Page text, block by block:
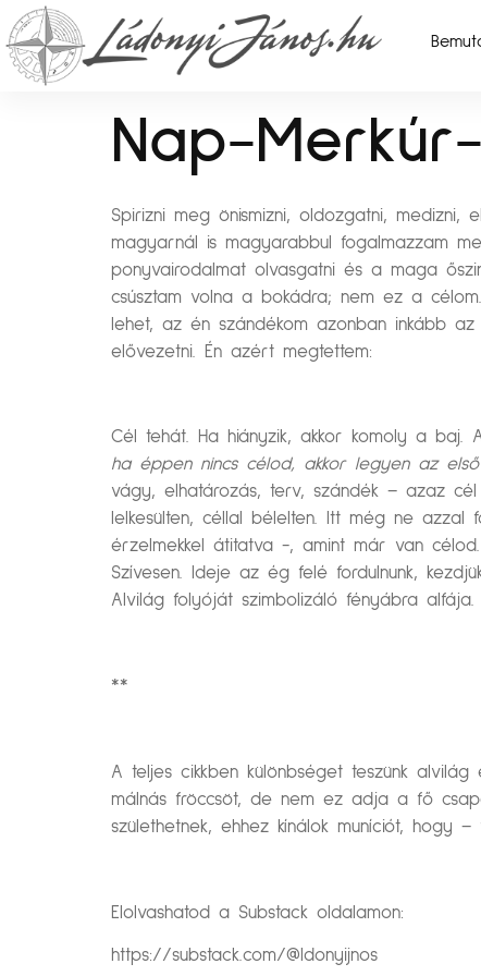
Nap-
Spirizni meg önismizni, oldozgatni, medizni,
magyarnál is magyarabbul fogalmazzam
ponyvairodalmat olvasgatni és a maga
csúsztam volna a bokádra; nem ez a
lehet, az én szándékom azonban inkább az
elővezetni. Én azért megtettem:
Cél tehát. Ha hiányzik, akkor komoly a
ha éppen nincs célod, akkor legyen az
vágy, elhatározás, terv, szándék – azaz
lelkesülten, céllal bélelten. Itt még ne azzal
érzelmekkel átitatva -, amint már van
Szívesen. Ideje az ég felé fordulnunk,
Alvilág folyóját szimbolizáló fényábra
**
A teljes cikkben különbséget teszünk
málnás fröccsöt, de nem ez adja a fő
születhetnek, ehhez kínálok muníciót, hogy
Elolvashatod a Substack oldalamon:
https://substack.com/@ldonyijnos